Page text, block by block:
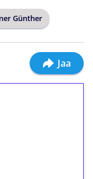
Günther
Jaa